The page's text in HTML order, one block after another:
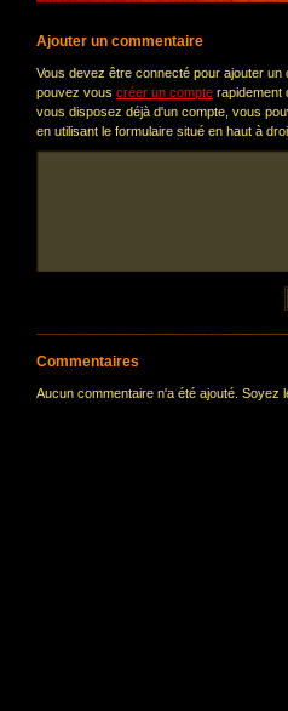
Ajouter un commentaire
Vous devez être connecté pour ajouter un
pouvez vous créer un compte rapidement
vous disposez déjà d'un compte, vous
en utilisant le formulaire situé en haut à
Commentaires
Aucun commentaire n'a été ajouté. Soyez